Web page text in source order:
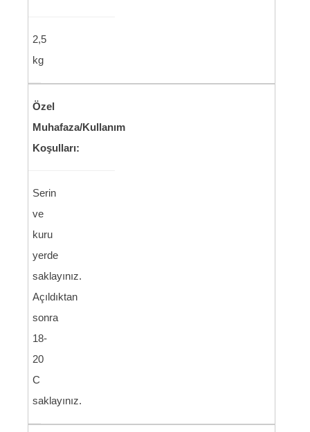
2,5
kg
Özel
Muhafaza/Kullanım
Koşulları:
Serin
ve
kuru
yerde
saklayınız.
Açıldıktan
sonra
18-
20
C
saklayınız.